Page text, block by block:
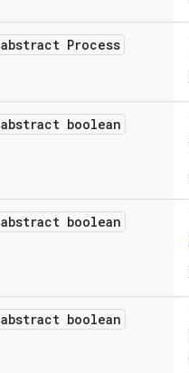
abstract Process
abstract boolean
abstract boolean
abstract boolean